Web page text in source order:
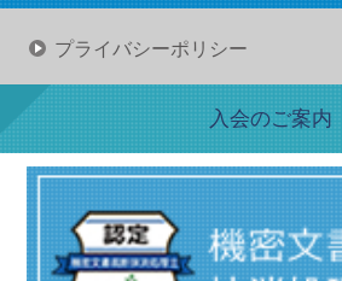
プライバシーポリシー
入会のご案内